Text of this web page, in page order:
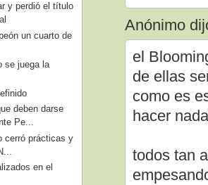
Anónimo
el
de ellas
como es
hacer
todos tan
y perdió el título
un cuarto de
se juega la
deben darse
Pe...
cerró prácticas y
en el